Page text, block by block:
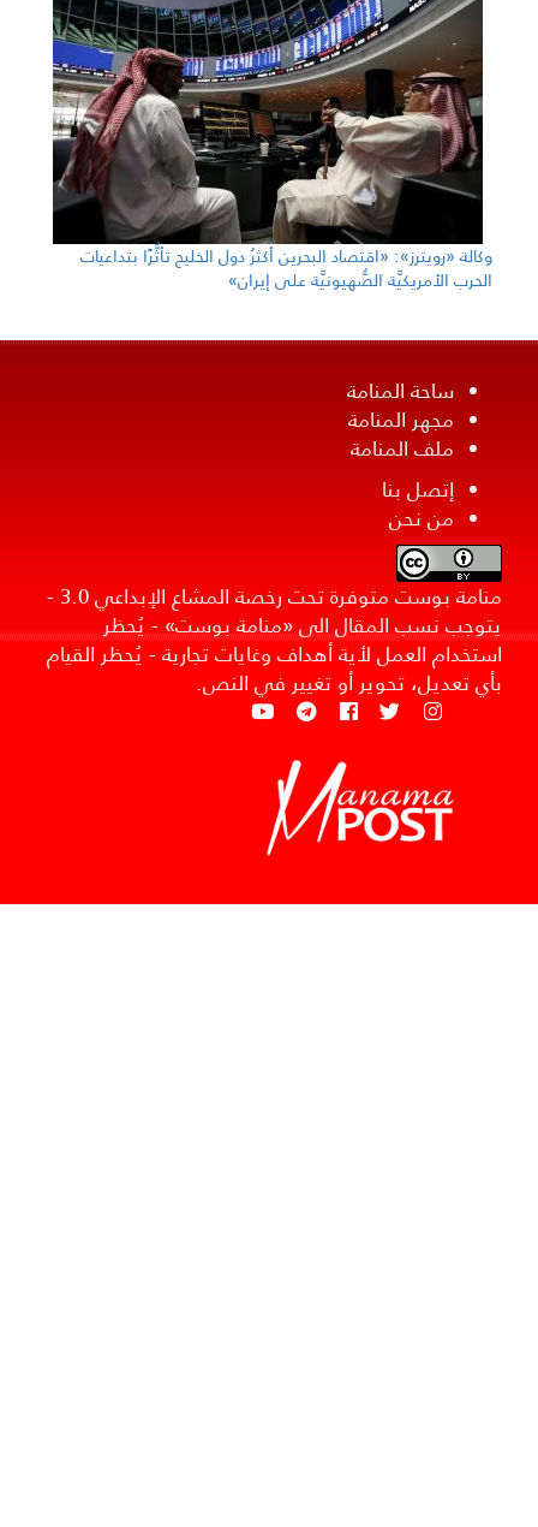
وكالة «رويترز»: «اقتصاد البحرين أكثرُ دول الخليج تأثُّرًا بتداعيات
الحرب الأمريكيَّة الصُّهيونيَّة على إيران»
ساحة المنامة
مجهر المنامة
ملف المنامة
إتصل بنا
من نحن
منامة بوست متوفرة تحت رخصة المشاع الإبداعي 3.0 -
يتوجب نسب المقال الى «منامة بوست» - يُحظر
استخدام العمل لأية أهداف وغايات تجارية - يُحظر القيام
بأي تعديل، تحوير أو تغيير في النص.